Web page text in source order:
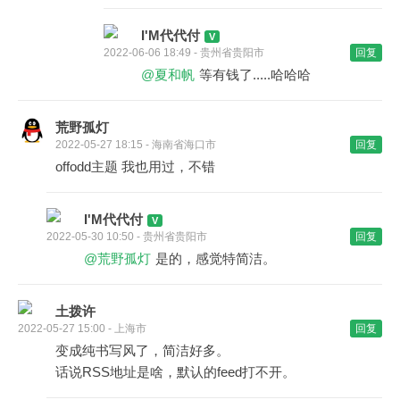
I'M代代付
2022-06-06 18:49 - 贵州省贵阳市 回复
@夏和帆 等有钱了.....哈哈哈
荒野孤灯
2022-05-27 18:15 - 海南省海口市 回复
offodd主题 我也用过，不错
I'M代代付
2022-05-30 10:50 - 贵州省贵阳市 回复
@荒野孤灯 是的，感觉特简洁。
土拨许
2022-05-27 15:00 - 上海市 回复
变成纯书写风了，简洁好多。
话说RSS地址是啥，默认的feed打不开。